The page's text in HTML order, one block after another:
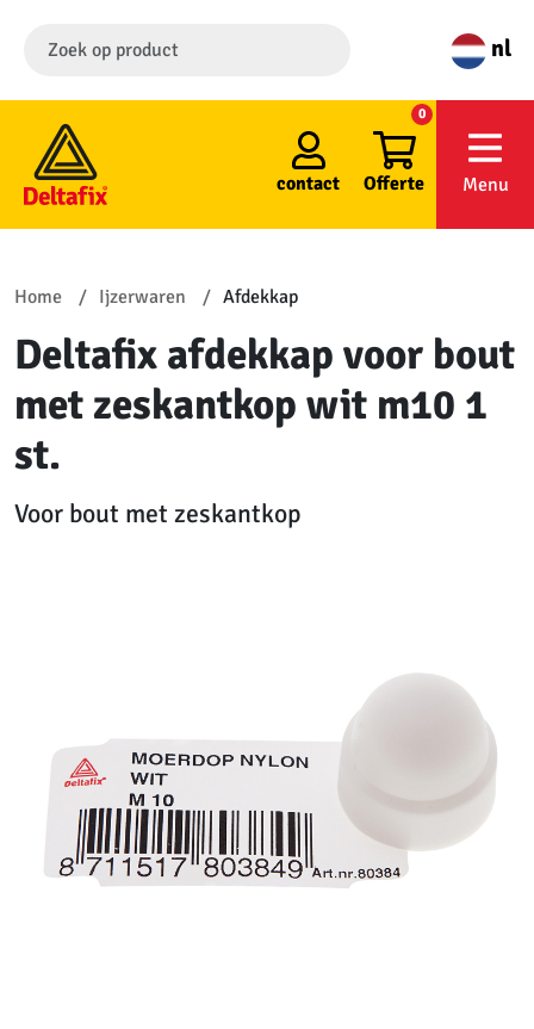
nl
contact Offerte
0
Menu
Home Ijzerwaren Afdekkap
Deltafix afdekkap voor bout
met zeskantkop wit m10 1
st.
Voor bout met zeskantkop